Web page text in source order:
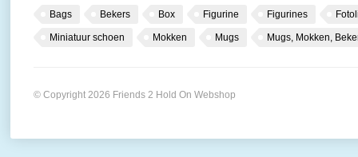
Bags Bekers Box Figurine Figurines
Miniatuur schoen Mokken Mugs Mugs, Mokken,
© Copyright 2026 Friends 2 Hold On Webshop